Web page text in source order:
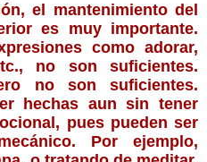
el mantenimiento del
es muy importante.
como adorar,
no son suficientes.
no son suficientes.
hechas aun sin tener
pues pueden ser
Por ejemplo,